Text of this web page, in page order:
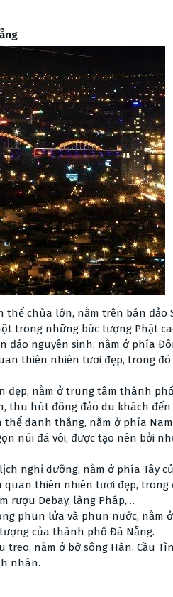
thể chùa lớn, nằm trên bán đảo
trong những bức tượng Phật
đảo nguyên sinh, nằm ở phía
thiên nhiên tươi đẹp, trong
đẹp, nằm ở trung tâm thành
thu hút đông đảo du khách
thể danh thắng, nằm ở phía
núi đá vôi, được tạo nên bởi
nghỉ dưỡng, nằm ở phía Tây
quan thiên nhiên tươi đẹp,
rượu Debay, làng Pháp,…
phun lửa và phun nước, nằm
của thành phố Đà Nẵng.
treo, nằm ở bờ sông Hàn. Cầu
nhân.